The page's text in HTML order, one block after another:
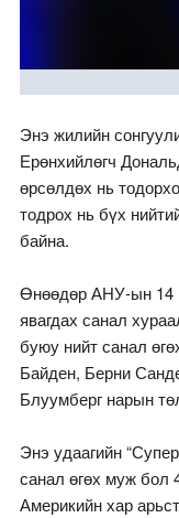
Энэ жилийн
Ерөнхийлөгч
өрсөлдөх нь
тодрох нь бүх
байна.
Өнөөдөр АНУ-ын 14
явагдах санал
буюу нийт санал
Байден, Берни
Блуумберг нарын
Энэ удаагийн
санал өгөх муж бол
Америкийн хар